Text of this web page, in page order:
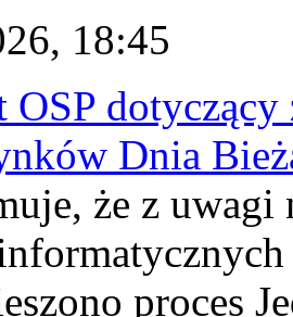
18:45
dotyczący
Dnia
że z uwagi
proces